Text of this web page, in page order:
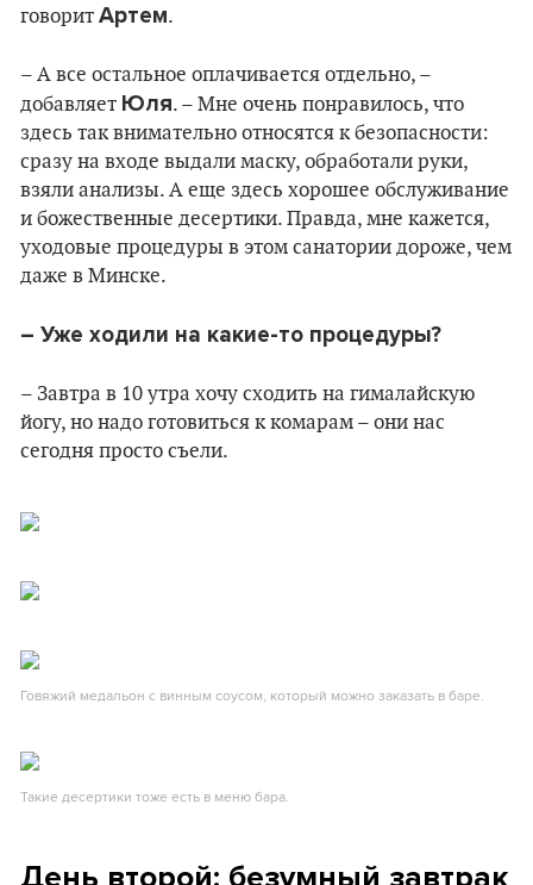
говорит Артем.
– А все остальное оплачивается отдельно, –
добавляет Юля. – Мне очень понравилось, что
здесь так внимательно относятся к безопасности:
сразу на входе выдали маску, обработали руки,
взяли анализы. А еще здесь хорошее обслуживание
и божественные десертики. Правда, мне кажется,
уходовые процедуры в этом санатории дороже, чем
даже в Минске.
– Уже ходили на какие-то процедуры?
– Завтра в 10 утра хочу сходить на гималайскую
йогу, но надо готовиться к комарам – они нас
сегодня просто съели.
Говяжий медальон с винным соусом, который можно заказать в баре.
Такие десертики тоже есть в меню бара.
День второй: безумный завтрак